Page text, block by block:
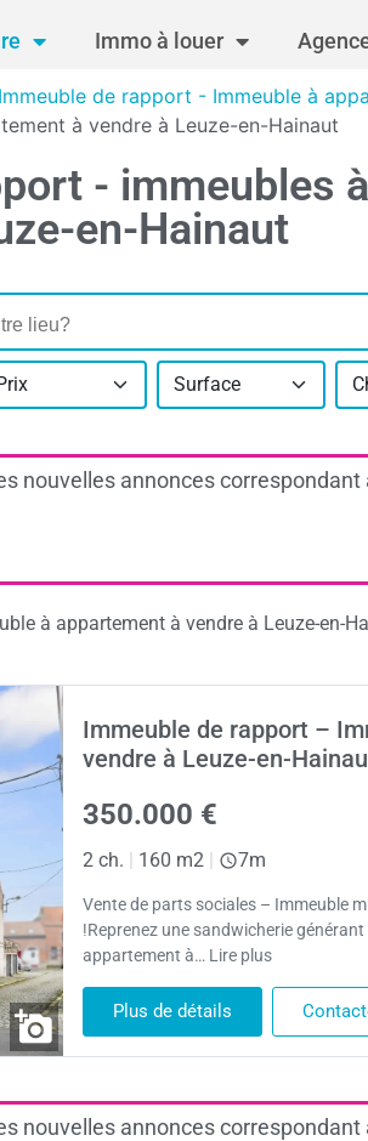
Immo à louer
Immeuble de rapport - Immeuble à
à vendre à Leuze-en-Hainaut
- immeubles
en-Hainaut
Surface
nouvelles annonces
à appartement à vendre à Leuze-en-
Immeuble de rapport –
vendre à Leuze-en-
350.000 €
2 ch. | 160 m2 | 7m
Vente de parts sociales – Immeuble
!Reprenez une sandwicherie
appartement à… Lire plus
Plus de détails
nouvelles annonces